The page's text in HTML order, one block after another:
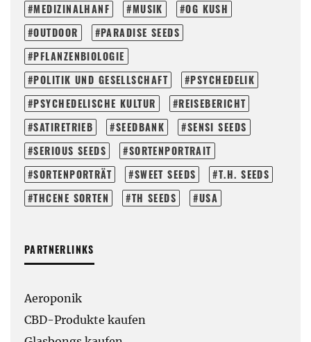
MEDIZINALHANF
MUSIK
OG KUSH
OUTDOOR
PARADISE SEEDS
PFLANZENBIOLOGIE
POLITIK UND GESELLSCHAFT
PSYCHEDELIK
PSYCHEDELISCHE KULTUR
REISEBERICHT
SATIRETRIEB
SEEDBANK
SENSI SEEDS
SERIOUS SEEDS
SORTENPORTRAIT
SORTENPORTRÄT
SWEET SEEDS
T.H. SEEDS
THCENE SORTEN
TH SEEDS USA
PARTNERLINKS
Aeroponik
CBD-Produkte kaufen